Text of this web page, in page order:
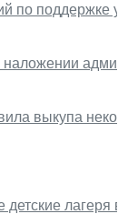
по поддержке
выкупа
детские лагеря в